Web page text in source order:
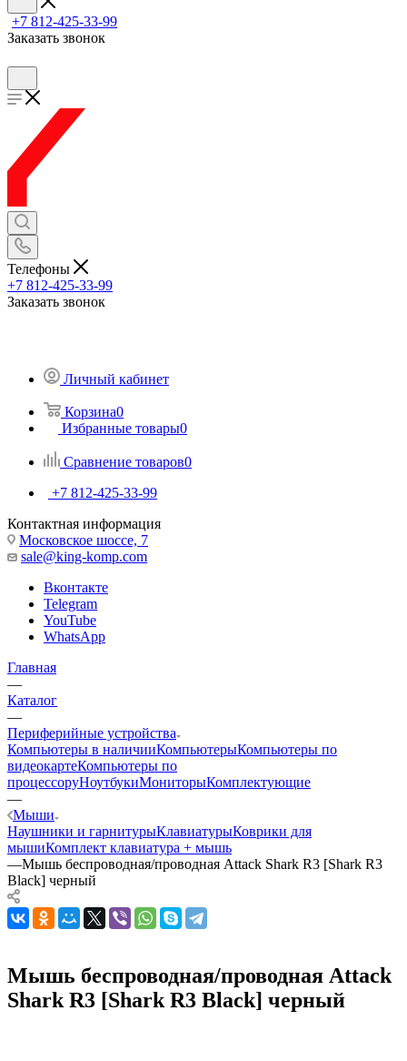
+7 812-425-33-99
Заказать звонок
Телефоны
+7 812-425-33-99
Заказать звонок
Личный кабинет
Корзина0
Избранные товары0
Сравнение товаров0
+7 812-425-33-99
Контактная информация
Московское шоссе, 7
sale@king-komp.com
Вконтакте
Telegram
YouTube
WhatsApp
Главная
—
Каталог
—
Периферийные устройства
Компьютеры в наличииКомпьютерыКомпьютеры по
видеокартеКомпьютеры по
процессоруНоутбукиМониторыКомплектующие
—
Мыши
Наушники и гарнитурыКлавиатурыКоврики для
мышиКомплект клавиатура + мышь
—Мышь беспроводная/проводная Attack Shark R3 [Shark R3
Black] черный
Мышь беспроводная/проводная Attack
Shark R3 [Shark R3 Black] черный